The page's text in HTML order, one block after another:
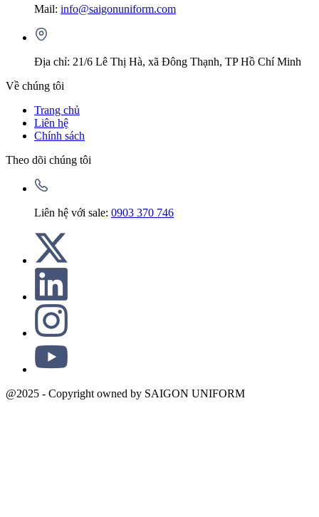
Mail: info@saigonuniform.com
Địa chỉ: 21/6 Lê Thị Hà, xã Đông Thạnh, TP Hồ Chí Minh
Về chúng tôi
Trang chủ
Liên hệ
Chính sách
Theo dõi chúng tôi
Liên hệ với sale: 0903 370 746
@2025 - Copyright owned by SAIGON UNIFORM